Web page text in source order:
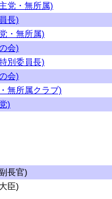
党・無所属)
長)
・無所属)
会)
別委員長)
会)
無所属クラブ)
)
長官)
臣)